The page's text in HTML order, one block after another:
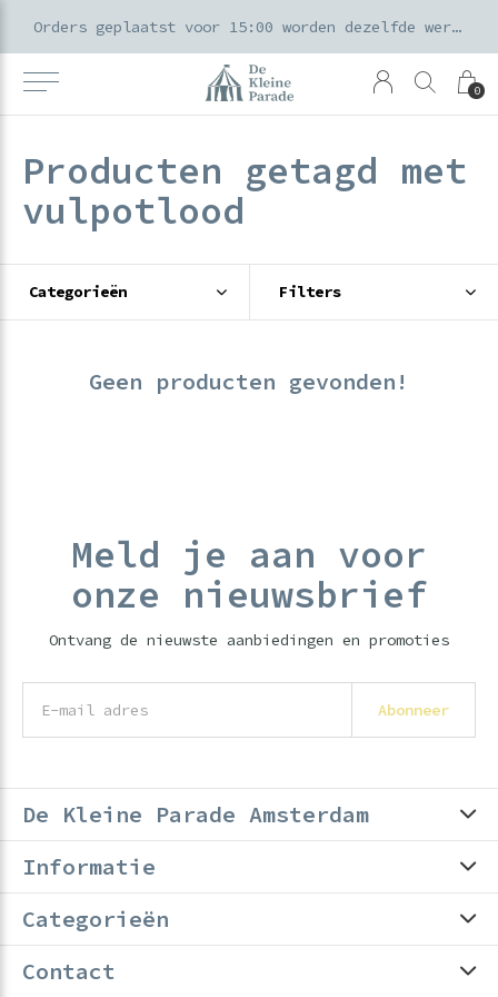
0
Orders geplaatst voor 15:00 worden dezelfde werkdag verzonden
Producten getagd met
vulpotlood
Categorieën Filters
Geen producten gevonden!
Meld je aan voor
onze nieuwsbrief
Ontvang de nieuwste aanbiedingen en promoties
Abonneer
De Kleine Parade Amsterdam
Informatie
Categorieën
Contact